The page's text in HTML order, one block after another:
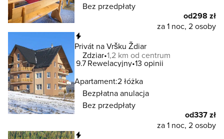
Bez przedpłaty
od298 zł
za 1 noc, 2 osoby
Privát na Vršku Ždiar
Zdziar 1,2 km od centrum
9.7Rewelacyjny 13 opinii
Apartament:2 łóżka
Bezpłatna anulacja
Bez przedpłaty
od337 zł
za 1 noc, 2 osoby